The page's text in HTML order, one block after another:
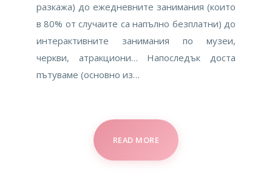
разкажа) до ежедневните занимания (които
в 80% от случаите са напълно безплатни) до
интерактивните занимания по музеи,
черкви, атракциони… Напоследък доста
пътуваме (основно из…
READ MORE